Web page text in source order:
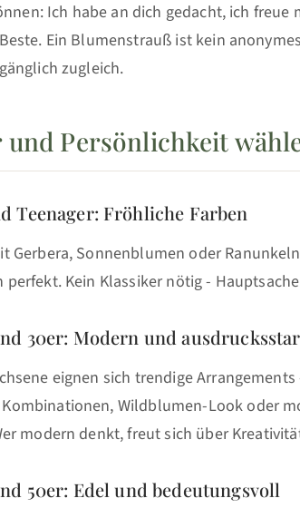
Ich habe an dich gedacht, ich freue
Ein Blumenstrauß ist kein
zugleich.
und Persönlichkeit
Teenager: Fröhliche Farben
Gerbera, Sonnenblumen oder
perfekt. Kein Klassiker nötig -
30er: Modern und
eignen sich trendige
Wildblumen-Look oder
modern denkt, freut sich über
50er: Edel und bedeutungsvoll